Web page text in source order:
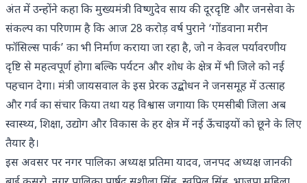
अंत में उन्होंने कहा कि मुख्यमंत्री विष्णुदेव साय की दूरदृष्टि और जनसेवा के
संकल्प का परिणाम है कि आज 28 करोड़ वर्ष पुराने ‘गोंडवाना मरीन
फॉसिल्स पार्क’ का भी निर्माण कराया जा रहा है, जो न केवल पर्यावरणीय
दृष्टि से महत्वपूर्ण होगा बल्कि पर्यटन और शोध के क्षेत्र में भी जिले को नई
पहचान देगा। मंत्री जायसवाल के इस प्रेरक उद्बोधन ने जनसमूह में उत्साह
और गर्व का संचार किया तथा यह विश्वास जगाया कि एमसीबी जिला अब
स्वास्थ्य, शिक्षा, उद्योग और विकास के हर क्षेत्र में नई ऊँचाइयों को छूने के लिए
तैयार है।
इस अवसर पर नगर पालिका अध्यक्ष प्रतिमा यादव, जनपद अध्यक्ष जानकी